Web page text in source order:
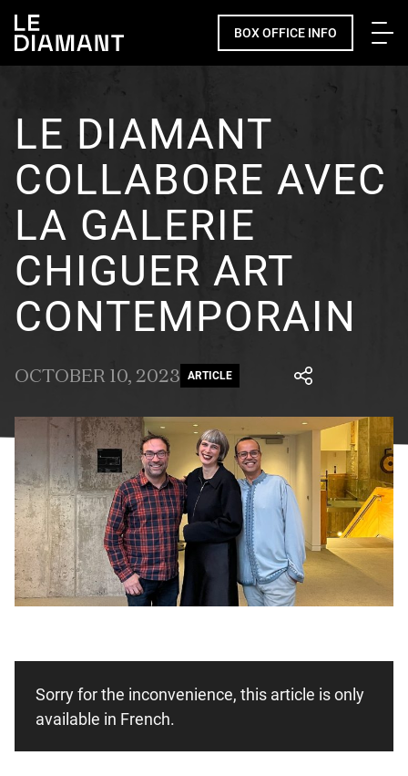
BOX OFFICE INFO
LE DIAMANT
COLLABORE AVEC
LA GALERIE
CHIGUER ART
CONTEMPORAIN
OCTOBER 10, 2023 ARTICLE
Sorry for the inconvenience, this article is only
available in French.
Facebook
undefined
linkedin
undefined
twitter
undefined
Courriel